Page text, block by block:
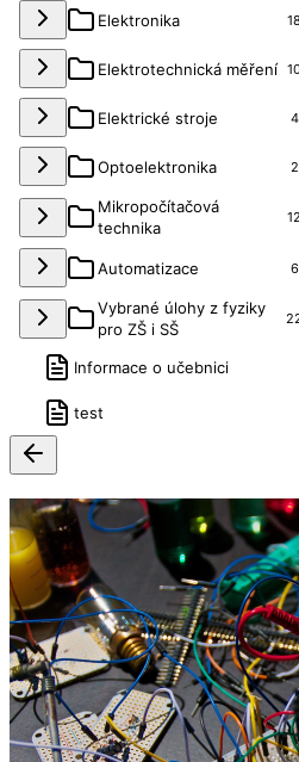
Elektronika 18
Elektrotechnická měření
Elektrické stroje 4
Optoelektronika 2
Mikropočítačová
technika
12
Automatizace 6
Vybrané úlohy z fyziky
pro ZŠ i SŠ
Informace o učebnici
test